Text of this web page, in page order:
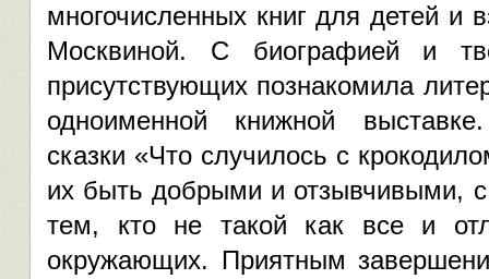
многочисленных книг для детей
Москвиной. С биографией и
присутствующих познакомила
одноименной книжной
сказки «Что случилось с
их быть добрыми и отзывчивыми,
тем, кто не такой как все и
окружающих. Приятным